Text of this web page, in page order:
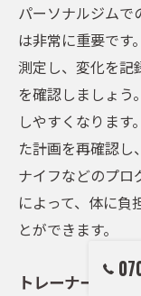
パーソナルジムで
は非常に重要です
測定し、変化を記
を確認しましょう
しやすくなりま
た計画を再確認し
ナイフなどのプロ
によって、体に負
とができます。
トレーナーとと